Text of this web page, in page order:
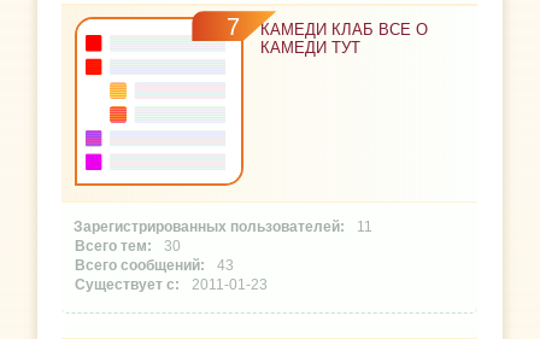
7
КАМЕДИ КЛАБ ВСЕ О
КАМЕДИ ТУТ
11
30
43
2011-01-23